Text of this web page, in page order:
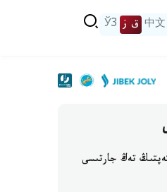
中文 ق ز ЎЗ
جەكە مەكتەپتىڭ تەڭ جارتىسى